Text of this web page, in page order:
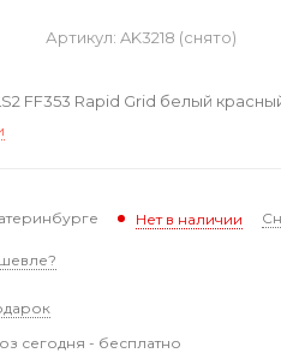
Артикул: AK3218 (снято)
FF353 Rapid Grid белый
Нет в наличии
сегодня - бесплатно